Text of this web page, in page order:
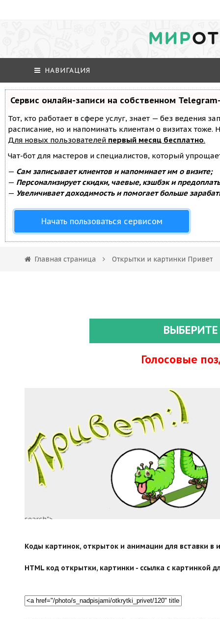
МИР
НАВИГАЦИЯ
Сервис онлайн-записи на собственном
Тот, кто работает в сфере услуг, знает — без ведения
расписание, но и напоминать клиентам о визитах
Для новых пользователей первый месяц бесплатно.
Чат-бот для мастеров и специалистов, который
— Сам записывает клиентов и напоминает им о визите;
— Персонализирует скидки, чаевые, кэшбэк и
— Увеличивает доходимость и помогает больше
Начать пользоваться сервисом
Главная страница Открытки и картинки Привет
Голосовые
search">
Коды картинок, открыток и анимации для вставки в
HTML код открытки, картинки - ссылка с картинкой